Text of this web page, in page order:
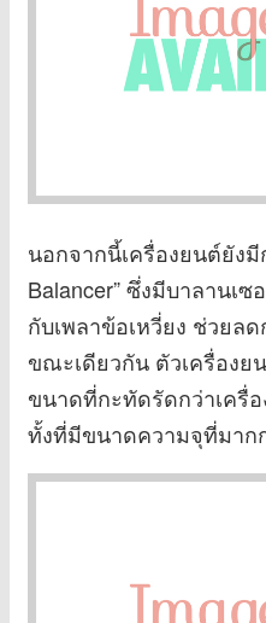
นอกจากนี้เครื่องยนต์ยังมี
Balancer” ซึ่งมีบาลานเ
กับเพลาข้อเหวี่ยง ช่วยล
ขณะเดียวกัน ตัวเครื่องย
ขนาดที่กะทัดรัดกว่าเครื่
ทั้งที่มีขนาดความจุที่มาก